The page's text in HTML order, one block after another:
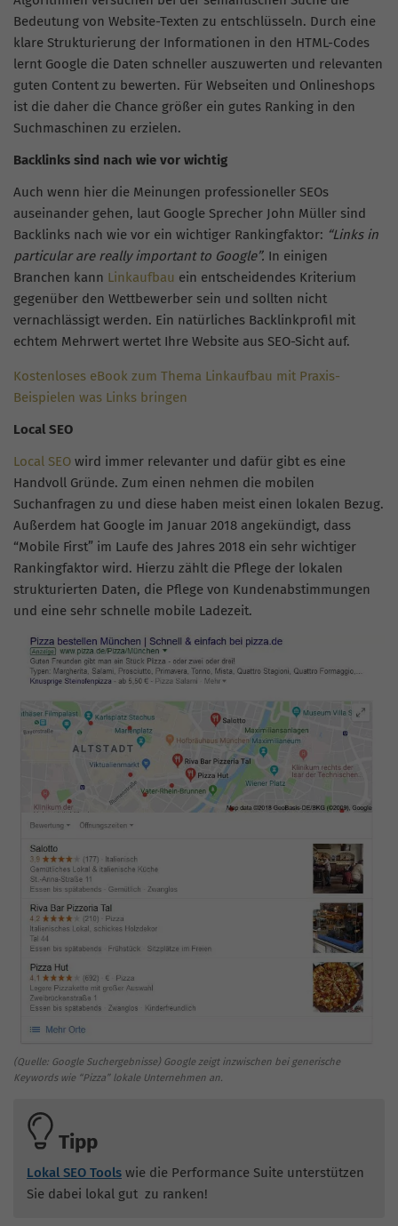
Bedeutung von Website-Texten zu entschlüsseln. Durch eine
klare Strukturierung der Informationen in den HTML-Codes
lernt Google die Daten schneller auszuwerten und relevanten
guten Content zu bewerten. Für Webseiten und Onlineshops
ist die daher die Chance größer ein gutes Ranking in den
Suchmaschinen zu erzielen.
Backlinks sind nach wie vor wichtig
Auch wenn hier die Meinungen professioneller SEOs
auseinander gehen, laut Google Sprecher John Müller sind
Backlinks nach wie vor ein wichtiger Rankingfaktor: “Links in
particular are really important to Google”. In einigen
Branchen kann Linkaufbau ein entscheidendes Kriterium
gegenüber den Wettbewerber sein und sollten nicht
vernachlässigt werden. Ein natürliches Backlinkprofil mit
echtem Mehrwert wertet Ihre Website aus SEO-Sicht auf.
Kostenloses eBook zum Thema Linkaufbau mit Praxis-
Beispielen was Links bringen
Local SEO
Local SEO wird immer relevanter und dafür gibt es eine
Handvoll Gründe. Zum einen nehmen die mobilen
Suchanfragen zu und diese haben meist einen lokalen Bezug.
Außerdem hat Google im Januar 2018 angekündigt, dass
“Mobile First” im Laufe des Jahres 2018 ein sehr wichtiger
Rankingfaktor wird. Hierzu zählt die Pflege der lokalen
strukturierten Daten, die Pflege von Kundenabstimmungen
und eine sehr schnelle mobile Ladezeit.
(Quelle: Google Suchergebnisse) Google zeigt inzwischen bei generische
Keywords wie “Pizza” lokale Unternehmen an.
Tipp
Lokal SEO Tools wie die Performance Suite unterstützen
Sie dabei lokal gut zu ranken!